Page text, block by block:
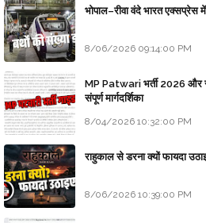
भोपाल–रीवा वंदे भारत एक्सप्रेस
8/06/2026 09:14:00 PM
MP Patwari भर्ती 2026 और
संपूर्ण मार्गदर्शिका
8/04/2026 10:32:00 PM
राहुकाल से डरना क्यों फायदा
8/06/2026 10:39:00 PM